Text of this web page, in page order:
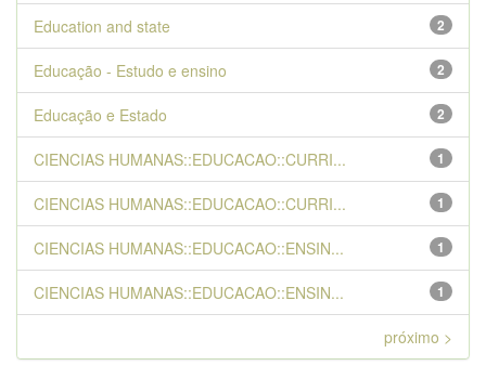
2
Education and state
2
Educação - Estudo e ensino
2
Educação e Estado
1
CIENCIAS HUMANAS::EDUCACAO::CURRI...
1
CIENCIAS HUMANAS::EDUCACAO::CURRI...
1
CIENCIAS HUMANAS::EDUCACAO::ENSIN...
1
CIENCIAS HUMANAS::EDUCACAO::ENSIN...
próximo >